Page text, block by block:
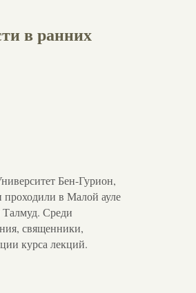
в ранних
Бен-Гурион,
проходили в Малой ауле
Талмуд. Среди
священники,
курса лекций.